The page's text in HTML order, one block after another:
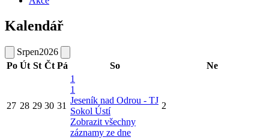
Kalendář
Srpen2026
Po Út St Čt Pá So Ne
27 28 29 30 31
1
1
Jeseník nad Odrou - TJ
Sokol Ústí
Zobrazit všechny
záznamy ze dne
2